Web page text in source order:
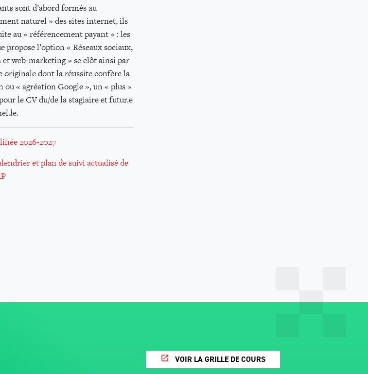
sont d’abord formés au
naturel » des sites internet, ils
au « référencement payant » : les
propose l’option « Réseaux sociaux,
web-marketing » se clôt ainsi par
originale dont la réussite confère la
« agréation Google », un « plus »
le CV du/de la stagiaire et futur.e
2026-2027
et plan de suivi actualisé de
VOIR LA GRILLE DE COURS